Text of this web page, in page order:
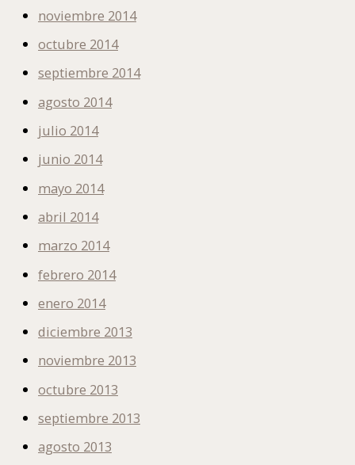
noviembre 2014
octubre 2014
septiembre 2014
agosto 2014
julio 2014
junio 2014
mayo 2014
abril 2014
marzo 2014
febrero 2014
enero 2014
diciembre 2013
noviembre 2013
octubre 2013
septiembre 2013
agosto 2013